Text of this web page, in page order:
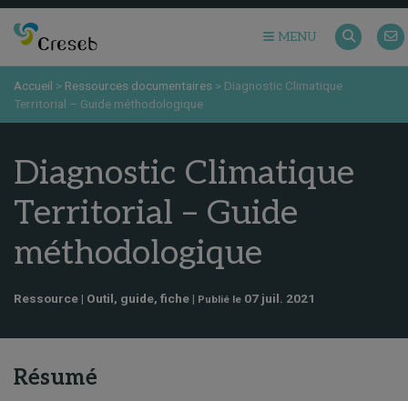
MENU
Accueil > Ressources documentaires > Diagnostic Climatique
Territorial – Guide méthodologique
Diagnostic Climatique
Territorial – Guide
méthodologique
Ressource | Outil, guide, fiche | Publié le 07 juil. 2021
Résumé